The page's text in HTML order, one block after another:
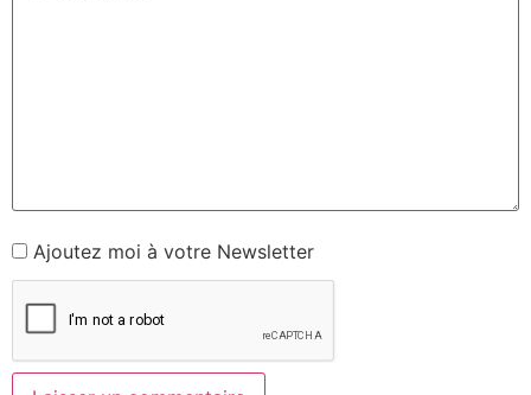
Ajoutez moi à votre Newsletter